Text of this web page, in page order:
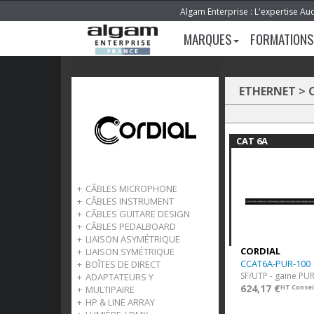
Algam Enterprise : L'expertise
MARQUES FORMATIONS
CÂBLES MICROPHONE
Elements
Essentials
Select
Peak
Ecocord
Câbles en vrac
CÂBLES INSTRUMENT
Elements
Essentials
Select
Peak
Ecocord
Câble en vrac
CÂBLES GUITARE DESIGN
Peak
Ecocord
CÂBLES PEDALBOARD
elements
essentials
ecocord
LIAISON ASYMÉTRIQUE
Elements
Essentials
Select
LIAISON SYMÉTRIQUE
Elements
Essentials
Select
BOÎTES DE DIRECT
Select
ADAPTATEURS Y
Elements
Essentials
MULTIPAIRE
Faisceau 8 canaux
HP & LINE ARRAY
ETHERNET >
CAT 6A
CORDIAL
CCAT6A-PUR-100
624,17 €HT